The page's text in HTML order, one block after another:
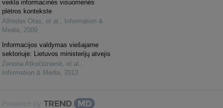
veikla informacinės visuomenės
plėtros kontekste
Alfredas Otas, et al. ,
Information &
Media, 2009
Informacijos valdymas viešajame
sektoriuje: Lietuvos ministerijų atvejis
Zenona Atkočiūnienė, et al. ,
Information & Media, 2013
Powered by